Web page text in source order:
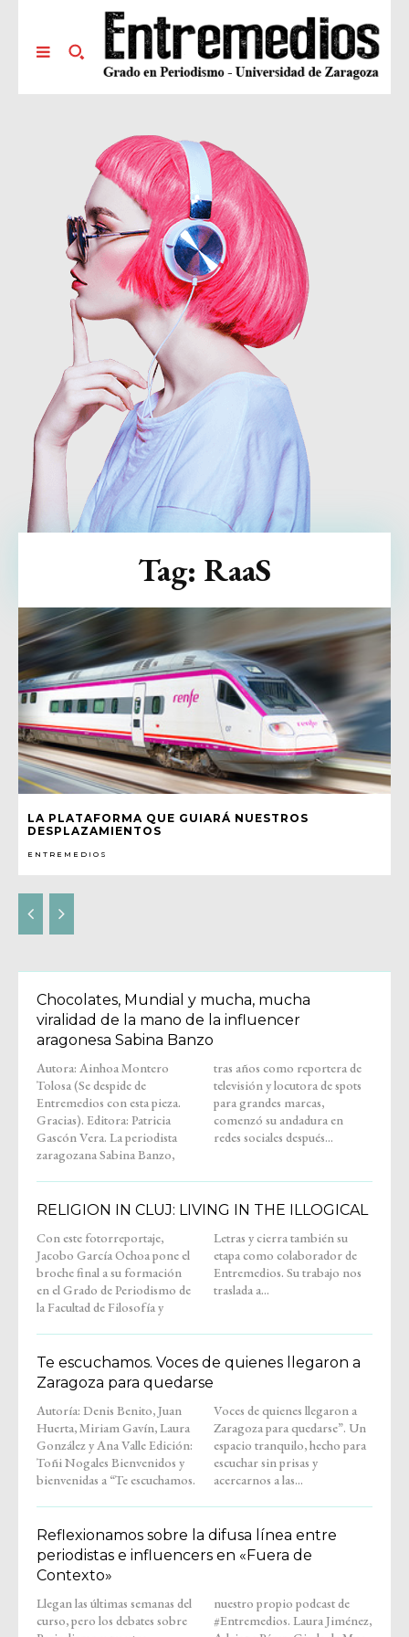
LA PLATAFORMA QUE GUIARÁ NUESTROS
DESPLAZAMIENTOS
ENTREMEDIOS
Tag: RaaS
Chocolates, Mundial y mucha, mucha
viralidad de la mano de la influencer
aragonesa Sabina Banzo
Autora: Ainhoa Montero
Tolosa (Se despide de
Entremedios con esta pieza.
Gracias). Editora: Patricia
Gascón Vera. La periodista
zaragozana Sabina Banzo,
tras años como reportera de
televisión y locutora de spots
para grandes marcas,
comenzó su andadura en
redes sociales después...
RELIGION IN CLUJ: LIVING IN THE ILLOGICAL
Con este fotorreportaje,
Jacobo García Ochoa pone el
broche final a su formación
en el Grado de Periodismo de
la Facultad de Filosofía y
Letras y cierra también su
etapa como colaborador de
Entremedios. Su trabajo nos
traslada a...
Te escuchamos. Voces de quienes llegaron a
Zaragoza para quedarse
Autoría: Denis Benito, Juan
Huerta, Miriam Gavín, Laura
González y Ana Valle Edición:
Toñi Nogales Bienvenidos y
bienvenidas a “Te escuchamos.
Voces de quienes llegaron a
Zaragoza para quedarse”. Un
espacio tranquilo, hecho para
escuchar sin prisas y
acercarnos a las...
Reflexionamos sobre la difusa línea entre
periodistas e influencers en «Fuera de
Contexto»
Llegan las últimas semanas del
curso, pero los debates sobre
nuestro propio podcast de
#Entremedios. Laura Jiménez,